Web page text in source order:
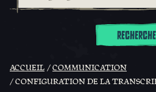
RECHERCHE
ACCUEIL
COMMUNICATION
CONFIGURATION DE LA